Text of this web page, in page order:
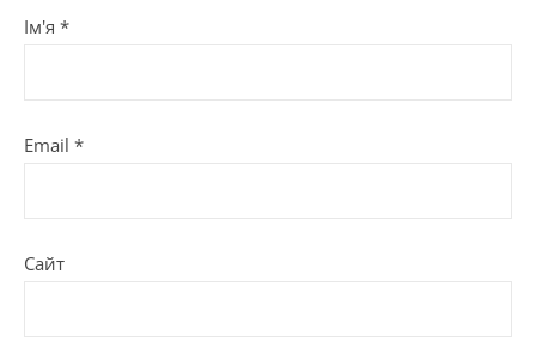
Ім'я *
Email *
Сайт